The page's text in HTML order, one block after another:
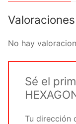
Valoraciones
No hay
Sé el
Tu dirección